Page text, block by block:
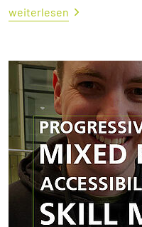
weiterlesen